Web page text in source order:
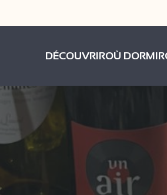
DÉCOUVRIROÙ DORMIR